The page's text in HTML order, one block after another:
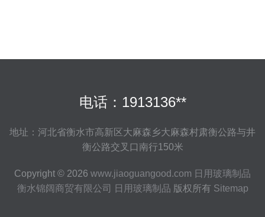
电话：1913136**
地址：河北省衡水市高新区大麻森乡大麻森村肃衡公路与井
衡公路交叉口南行150米
Copyright © 2026 www.jiaoguangood.com 日用玻璃制品
衡水锦阔商贸有限公司
日用玻璃制品 版权所有 Sitemap